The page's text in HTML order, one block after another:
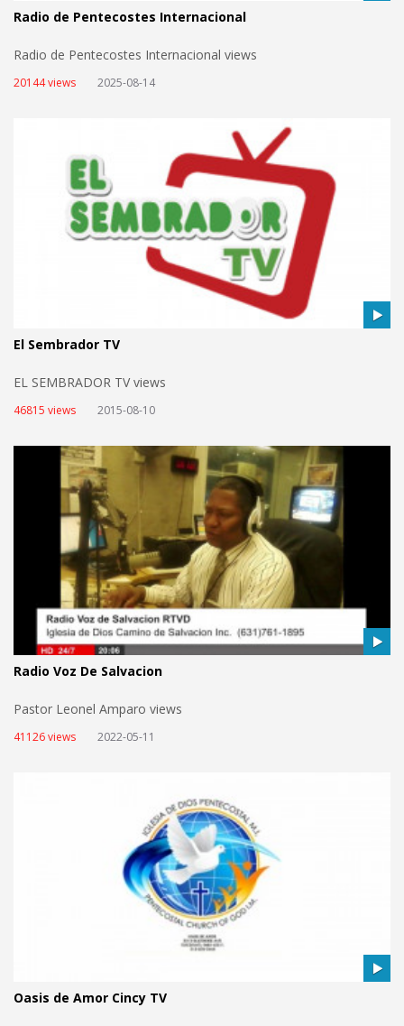
Radio de Pentecostes Internacional
Radio de Pentecostes Internacional views
20144 views 2025-08-14
El Sembrador TV
EL SEMBRADOR TV views
46815 views 2015-08-10
Radio Voz De Salvacion
Pastor Leonel Amparo views
41126 views 2022-05-11
Oasis de Amor Cincy TV